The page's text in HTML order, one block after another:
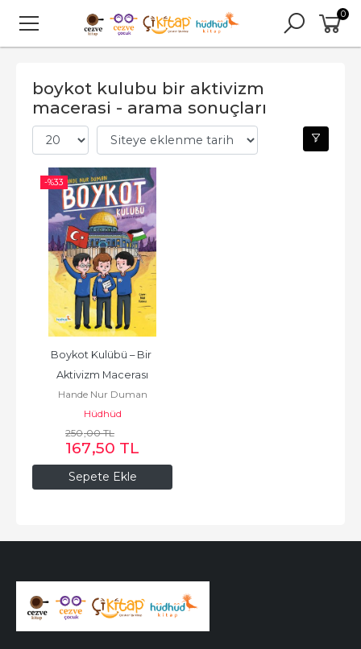
0
boykot kulubu bir aktivizm
macerasi - arama sonuçları
-%33
Sepete Ekle
Boykot Kulübü – Bir
Aktivizm Macerası
Hande Nur Duman
Hüdhüd
250,00TL
167,50 TL